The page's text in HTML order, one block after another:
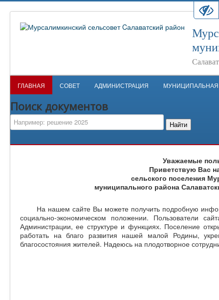
ГЛАВНАЯ СОВЕТ АДМИНИСТРАЦИЯ
Поиск документов
Найти
Уважаемые
Приветствую Вас
сельского поселения
муниципального района
На нашем сайте Вы можете получить подробную
социально-экономическом положении. Пользователи
Администрации, ее структуре и функциях. Поселение
работать на благо развития нашей малой Родины,
благосостояния жителей. Надеюсь на плодотворное